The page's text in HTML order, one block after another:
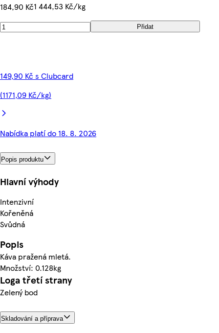
184,90 Kč1 444,53 Kč/kg
Přidat
149,90 Kč s Clubcard
(1171,09 Kč/kg)
Nabídka platí do 18. 8. 2026
Popis produktu
Hlavní výhody
Intenzivní
Kořeněná
Svůdná
Popis
Káva pražená mletá.
Množství: 0.128kg
Loga třetí strany
Zelený bod
Skladování a příprava